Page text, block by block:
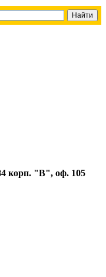
корп. "В", оф. 105